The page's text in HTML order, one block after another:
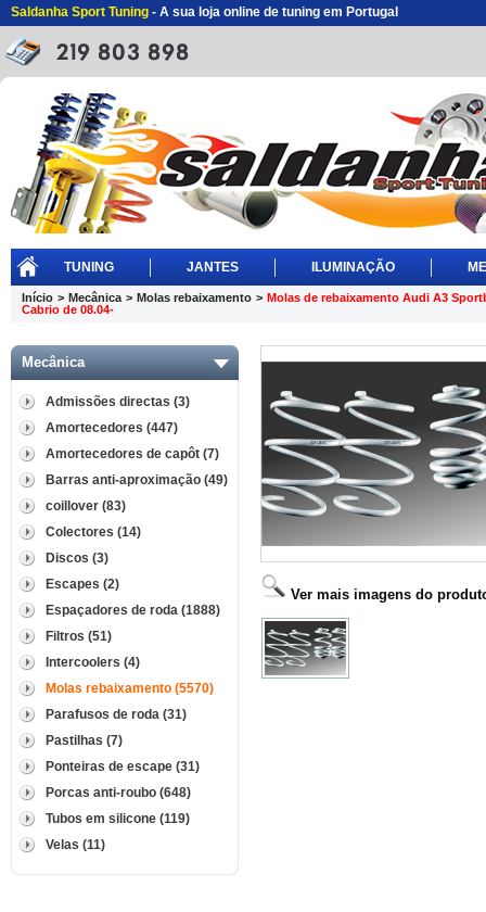
Saldanha Sport Tuning - A sua loja online de tuning em Portugal
TUNING JANTES ILUMINAÇÃO
Início > Mecânica > Molas rebaixamento > Molas de rebaixamento Audi A3
Cabrio de 08.04-
Mecânica
Admissões directas (3)
Amortecedores (447)
Amortecedores de capôt (7)
Barras anti-aproximação (49)
coillover (83)
Colectores (14)
Discos (3)
Escapes (2)
Espaçadores de roda (1888)
Filtros (51)
Intercoolers (4)
Molas rebaixamento (5570)
Parafusos de roda (31)
Pastilhas (7)
Ponteiras de escape (31)
Porcas anti-roubo (648)
Tubos em silicone (119)
Velas (11)
Ver mais imagens do